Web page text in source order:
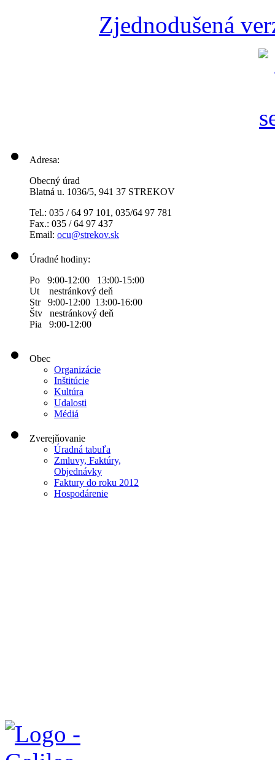
Zjednodušená
Adresa:
Obecný úrad
Blatná u. 1036/5, 941 37 STREKOV
Tel.: 035 / 64 97 101, 035/64 97 781
Fax.: 035 / 64 97 437
Email: ocu@strekov.sk
Úradné hodiny:
Po 9:00-12:00 13:00-15:00
Ut nestránkový deň
Str 9:00-12:00 13:00-16:00
Štv nestránkový deň
Pia 9:00-12:00
Obec
Organizácie
Inštitúcie
Kultúra
Udalosti
Médiá
Zverejňovanie
Úradná tabuľa
Zmluvy, Faktúry,
Objednávky
Faktury do roku 2012
Hospodárenie